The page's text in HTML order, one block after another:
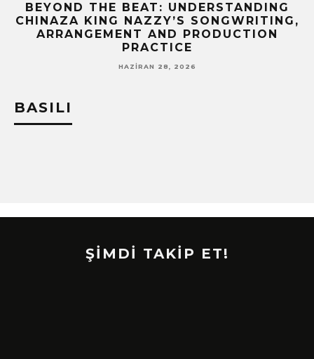
BEYOND THE BEAT: UNDERSTANDING
CHINAZA KING NAZZY’S SONGWRITING,
ARRANGEMENT AND PRODUCTION
PRACTICE
HAZIRAN 28, 2026
BASILI
ŞİMDİ TAKİP ET!